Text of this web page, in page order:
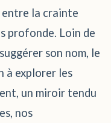
la crainte
profonde. Loin de
son nom, le
à explorer les
un miroir tendu
nos